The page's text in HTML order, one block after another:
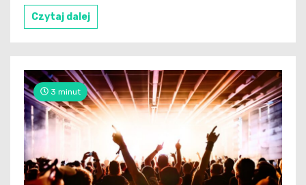
Czytaj dalej
3 minut